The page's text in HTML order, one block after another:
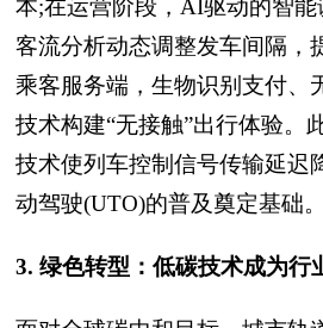
本;在运营阶段，AI驱动的智
客流分析动态调整发车间隔，
乘客服务端，生物识别支付、
技术构建“无接触”出行体验。
技术使列车控制信号传输延迟
动驾驶(UTO)的普及奠定基础。
3. 绿色转型：低碳技术成为行